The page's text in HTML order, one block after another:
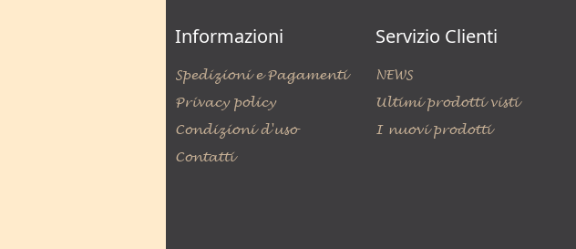
Informazioni
Spedizioni e Pagamenti
Privacy policy
Condizioni d'uso
Contatti
Servizio Clienti
NEWS
Ultimi prodotti visti
I nuovi prodotti